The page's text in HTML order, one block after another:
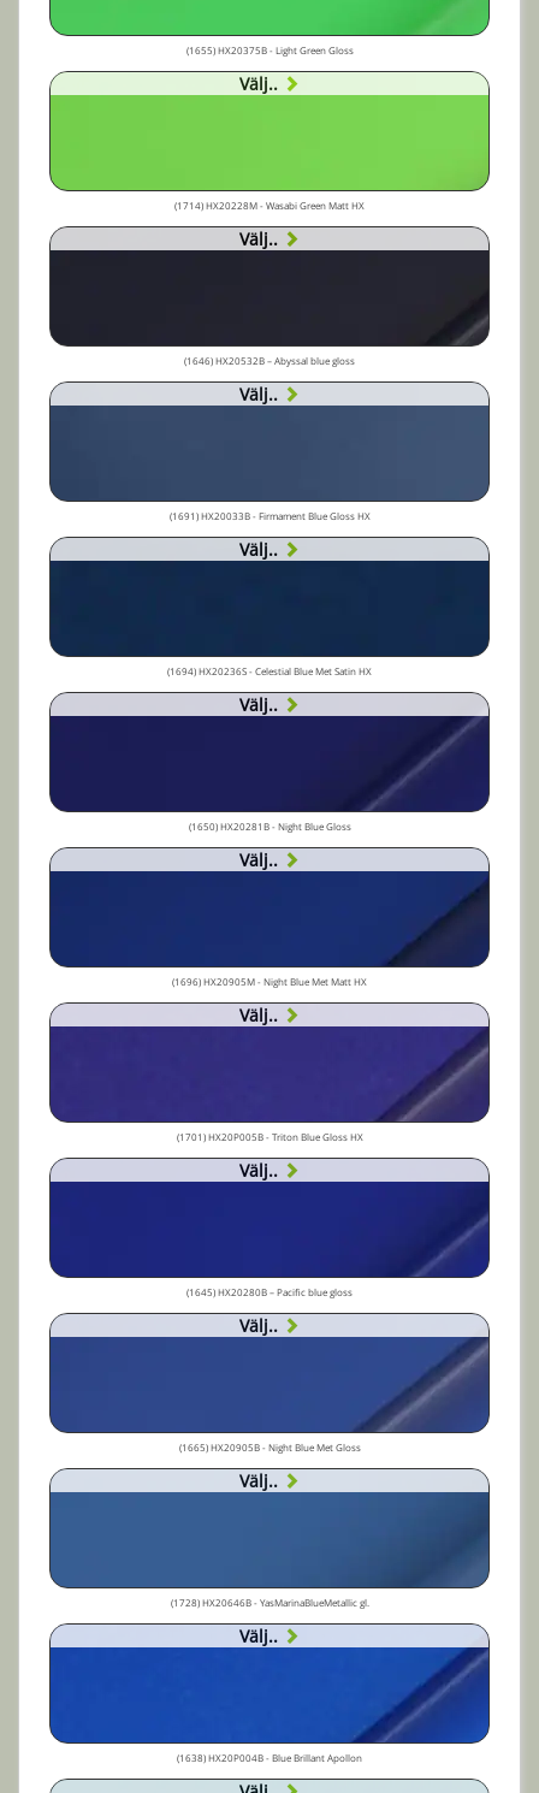
(1655) HX20375B - Light Green Gloss
Välj..
(1714) HX20228M - Wasabi Green Matt HX
Välj..
(1646) HX20532B – Abyssal blue gloss
Välj..
(1691) HX20033B - Firmament Blue Gloss HX
Välj..
(1694) HX20236S - Celestial Blue Met Satin HX
Välj..
(1650) HX20281B - Night Blue Gloss
Välj..
(1696) HX20905M - Night Blue Met Matt HX
Välj..
(1701) HX20P005B - Triton Blue Gloss HX
Välj..
(1645) HX20280B – Pacific blue gloss
Välj..
(1665) HX20905B - Night Blue Met Gloss
Välj..
(1728) HX20646B - YasMarinaBlueMetallic gl.
Välj..
(1638) HX20P004B - Blue Brillant Apollon